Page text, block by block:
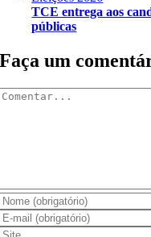
TCE entrega aos
públicas
Faça um